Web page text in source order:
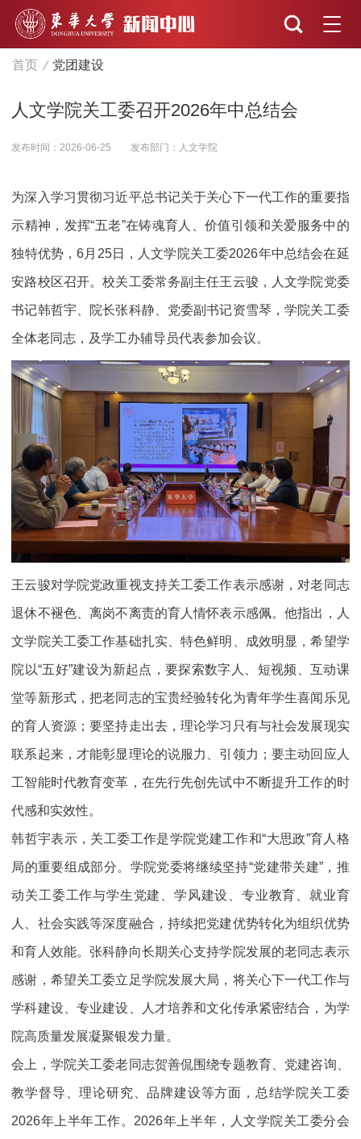
首页 党团建设
人文学院关工委召开2026年中总结会
发布时间：2026-06-25 发布部门：人文学院
为深入学习贯彻习近平总书记关于关心下一代工作的重要指
示精神，发挥“五老”在铸魂育人、价值引领和关爱服务中的
独特优势，6月25日，人文学院关工委2026年中总结会在延
安路校区召开。校关工委常务副主任王云骏，人文学院党委
书记韩哲宇、院长张科静、党委副书记资雪琴，学院关工委
全体老同志，及学工办辅导员代表参加会议。
王云骏对学院党政重视支持关工委工作表示感谢，对老同志
退休不褪色、离岗不离责的育人情怀表示感佩。他指出，人
文学院关工委工作基础扎实、特色鲜明、成效明显，希望学
院以“五好”建设为新起点，要探索数字人、短视频、互动课
堂等新形式，把老同志的宝贵经验转化为青年学生喜闻乐见
的育人资源；要坚持走出去，理论学习只有与社会发展现实
联系起来，才能彰显理论的说服力、引领力；要主动回应人
工智能时代教育变革，在先行先创先试中不断提升工作的时
代感和实效性。
韩哲宇表示，关工委工作是学院党建工作和“大思政”育人格
局的重要组成部分。学院党委将继续坚持“党建带关建”，推
动关工委工作与学生党建、学风建设、专业教育、就业育
人、社会实践等深度融合，持续把党建优势转化为组织优势
和育人效能。张科静向长期关心支持学院发展的老同志表示
感谢，希望关工委立足学院发展大局，将关心下一代工作与
学科建设、专业建设、人才培养和文化传承紧密结合，为学
院高质量发展凝聚银发力量。
会上，学院关工委老同志贺善侃围绕专题教育、党建咨询、
教学督导、理论研究、品牌建设等方面，总结学院关工委
2026年上半年工作。2026年上半年，人文学院关工委分会